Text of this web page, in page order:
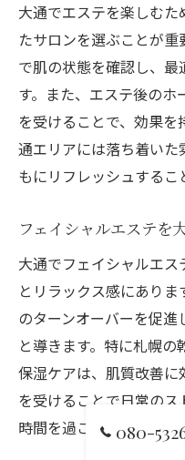
大通でエステを楽しむ
たサロンを選ぶことが
で肌の状態を確認し、
す。また、エステ後のホ
を受けることで、効果
通エリアには落ち着いた
もにリフレッシュするこ
フェイシャルエステを
大通でフェイシャルエ
とリラックス感にあり
のターンオーバーを促
と導きます。特に札幌
保湿ケアは、肌質改善
を受けることで日常の
時間を過ごすことができ
080-